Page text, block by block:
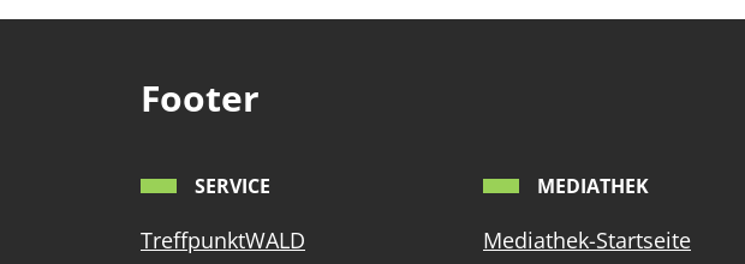
Footer
SERVICE
TreffpunktWALD
MEDIATHEK
Mediathek-Startseite